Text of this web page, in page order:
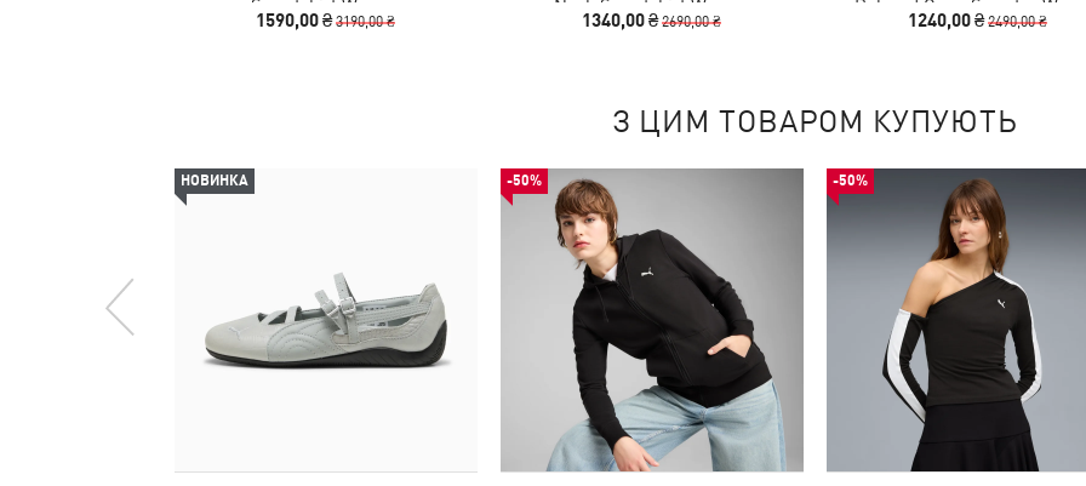
Sweatshirt Women
1590,00 ₴3190,00 ₴
Neck Sweatshirt Women
1340,00 ₴2690,00 ₴
Relaxed Crew Sweater
1240,00 ₴2490,00 ₴
З ЦИМ ТОВАРОМ КУПУЮТЬ
НОВИНКА -50% -50%